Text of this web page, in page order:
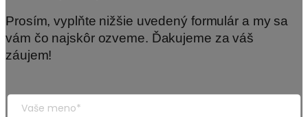
Prosím, vyplňte nižšie uvedený formulár a my sa
vám čo najskôr ozveme. Ďakujeme za váš
záujem!